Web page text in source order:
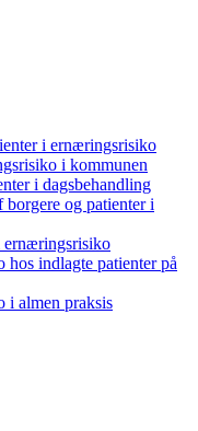
i ernæringsrisiko
i kommunen
i dagsbehandling
og patienter i
ernæringsrisiko
indlagte patienter på
i almen praksis